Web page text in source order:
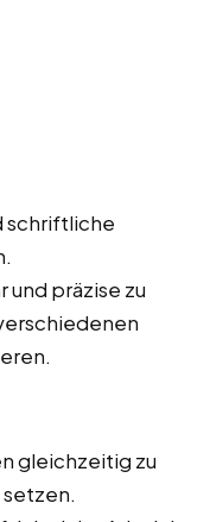
schriftliche
und präzise zu
gleichzeitig zu